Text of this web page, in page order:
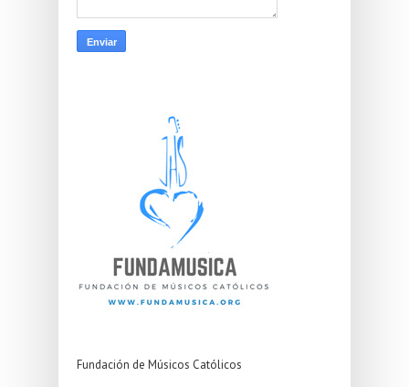
Fundación de Músicos Católicos